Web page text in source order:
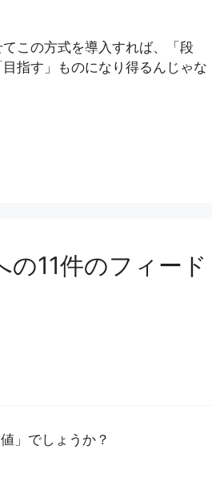
この方式を導入すれば、「段
指す」ものになり得るんじゃな
の11件のフィード
」でしょうか？